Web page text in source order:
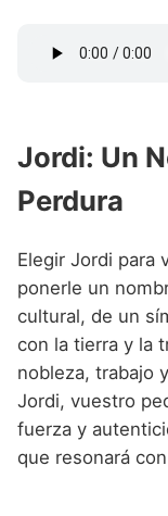
Jordi: Un
Perdura
Elegir Jordi para
ponerle un
cultural, de un
con la tierra y la
nobleza, trabajo
Jordi, vuestro
fuerza y
que resonará